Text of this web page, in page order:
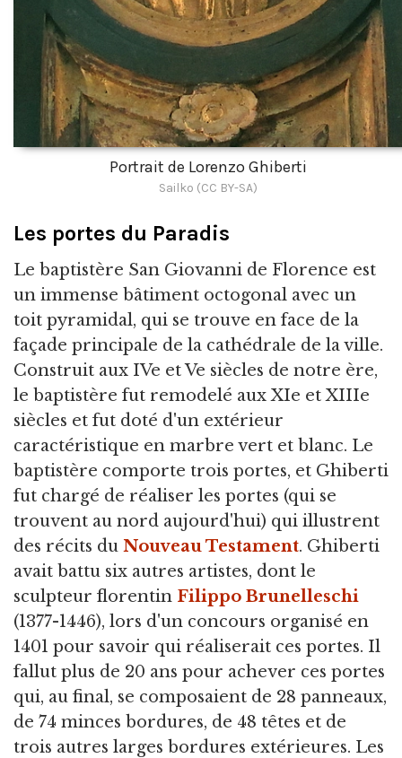
Portrait de Lorenzo Ghiberti
Sailko (CC BY-SA)
Les portes du Paradis
Le baptistère San Giovanni de Florence est
un immense bâtiment octogonal avec un
toit pyramidal, qui se trouve en face de la
façade principale de la cathédrale de la ville.
Construit aux IVe et Ve siècles de notre ère,
le baptistère fut remodelé aux XIe et XIIIe
siècles et fut doté d'un extérieur
caractéristique en marbre vert et blanc. Le
baptistère comporte trois portes, et Ghiberti
fut chargé de réaliser les portes (qui se
trouvent au nord aujourd'hui) qui illustrent
des récits du Nouveau Testament. Ghiberti
avait battu six autres artistes, dont le
sculpteur florentin Filippo Brunelleschi
(1377-1446), lors d'un concours organisé en
1401 pour savoir qui réaliserait ces portes. Il
fallut plus de 20 ans pour achever ces portes
qui, au final, se composaient de 28 panneaux,
de 74 minces bordures, de 48 têtes et de
trois autres larges bordures extérieures. Les